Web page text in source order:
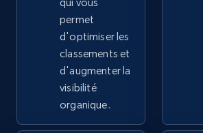
Google Shopping - collects
web using keywords
URL, Product id, Title, Product
Rating, Reviews count, Images,
permet
d'optimiser les
classements et
d'augmenter la
visibilité
organique.